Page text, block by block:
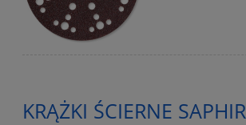
KRĄŻKI ŚCIERNE SAPHIR